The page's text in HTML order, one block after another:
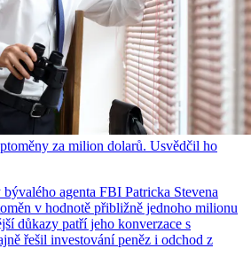
za milion dolarů. Usvědčil ho
agenta FBI Patricka Stevena
v hodnotě přibližně jednoho milionu
důkazy patří jeho konverzace s
řešil investování peněz i odchod z